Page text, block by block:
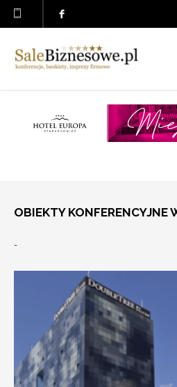
OBIEKTY KONFERENCYJNE
-